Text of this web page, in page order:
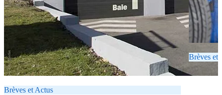
Brèves et Actus
Brèves et